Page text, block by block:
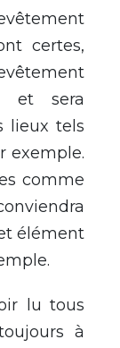
certes,
et sera
lieux tels
exemple.
comme
élément
lu tous
à